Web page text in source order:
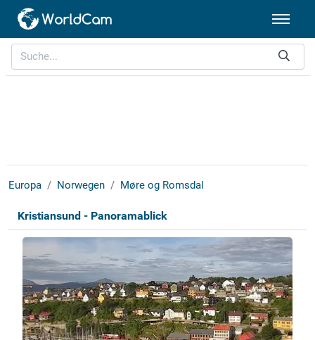
Europa Norwegen Møre og Romsdal
Kristiansund - Panoramablick